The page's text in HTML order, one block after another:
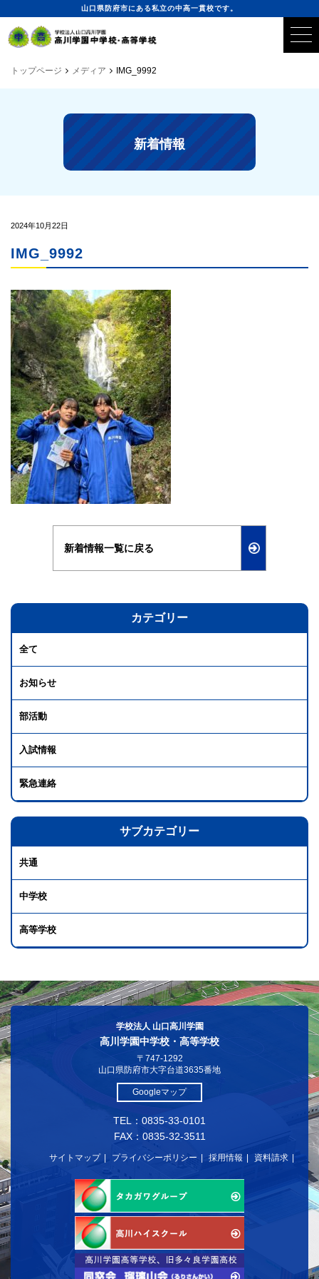
山口県防府市にある私立の中高一貫校です。
トップページ メディア IMG_9992
新着情報
2024年10月22日
IMG_9992
新着情報一覧に戻る
カテゴリー
全て
お知らせ
部活動
入試情報
緊急連絡
サブカテゴリー
共通
中学校
高等学校
学校法人 山口高川学園
高川学園中学校・高等学校
〒747-1292
山口県防府市大字台道3635番地
Googleマップ
TEL：0835-33-0101
FAX：0835-32-3511
サイトマップ プライバシーポリシー 採用情報 資料請求